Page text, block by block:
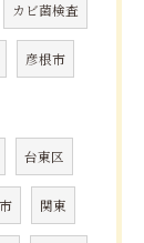
カビ菌検査
彦根市
台東区
関東